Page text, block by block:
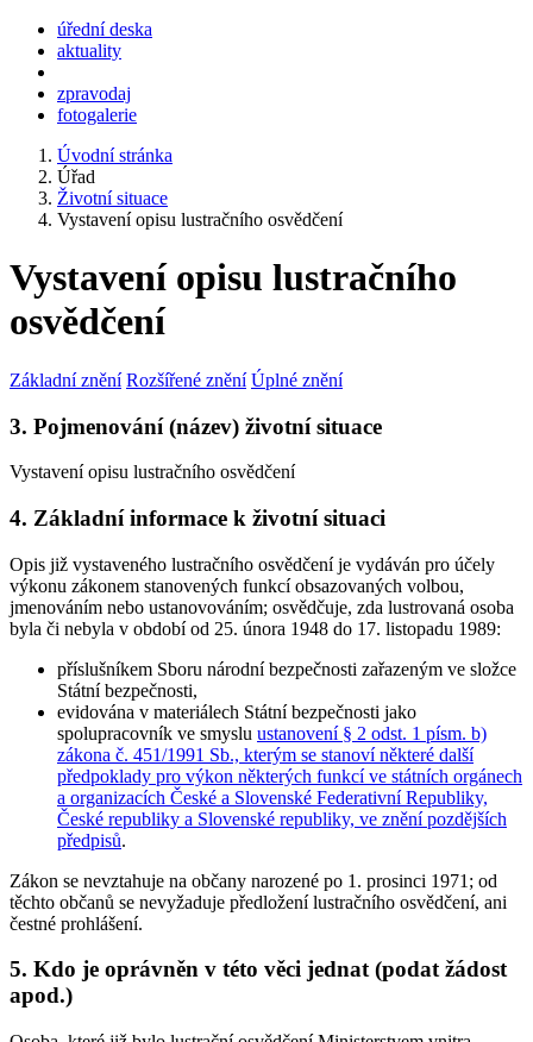
úřední deska
aktuality
zpravodaj
fotogalerie
Úvodní stránka
Úřad
Životní situace
Vystavení opisu lustračního osvědčení
Vystavení opisu lustračního
osvědčení
Základní znění Rozšířené znění Úplné znění
3. Pojmenování (název) životní situace
Vystavení opisu lustračního osvědčení
4. Základní informace k životní situaci
Opis již vystaveného lustračního osvědčení je vydáván pro účely
výkonu zákonem stanovených funkcí obsazovaných volbou,
jmenováním nebo ustanovováním; osvědčuje, zda lustrovaná osoba
byla či nebyla v období od 25. února 1948 do 17. listopadu 1989:
příslušníkem Sboru národní bezpečnosti zařazeným ve složce
Státní bezpečnosti,
evidována v materiálech Státní bezpečnosti jako
spolupracovník ve smyslu ustanovení § 2 odst. 1 písm. b)
zákona č. 451/1991 Sb., kterým se stanoví některé další
předpoklady pro výkon některých funkcí ve státních orgánech
a organizacích České a Slovenské Federativní Republiky,
České republiky a Slovenské republiky, ve znění pozdějších
předpisů.
Zákon se nevztahuje na občany narozené po 1. prosinci 1971; od
těchto občanů se nevyžaduje předložení lustračního osvědčení, ani
čestné prohlášení.
5. Kdo je oprávněn v této věci jednat (podat žádost
apod.)